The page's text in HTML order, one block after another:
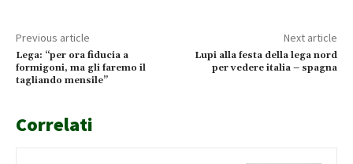
Previous article
Lega: “per ora fiducia a
formigoni, ma gli faremo il
tagliando mensile”
Next article
Lupi alla festa della lega nord
per vedere italia – spagna
Correlati